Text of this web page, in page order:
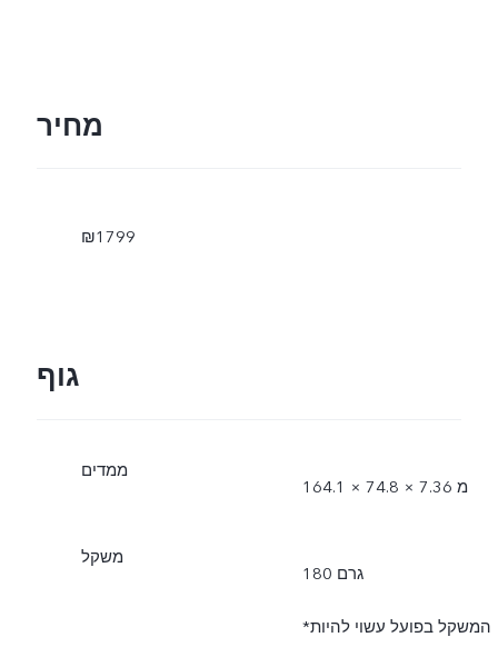
מחיר
₪1799
גוף
ממדים
164.1 × 74.8 × 7.36 מ
משקל
180 גרם
*המשקל בפועל עשוי להיות